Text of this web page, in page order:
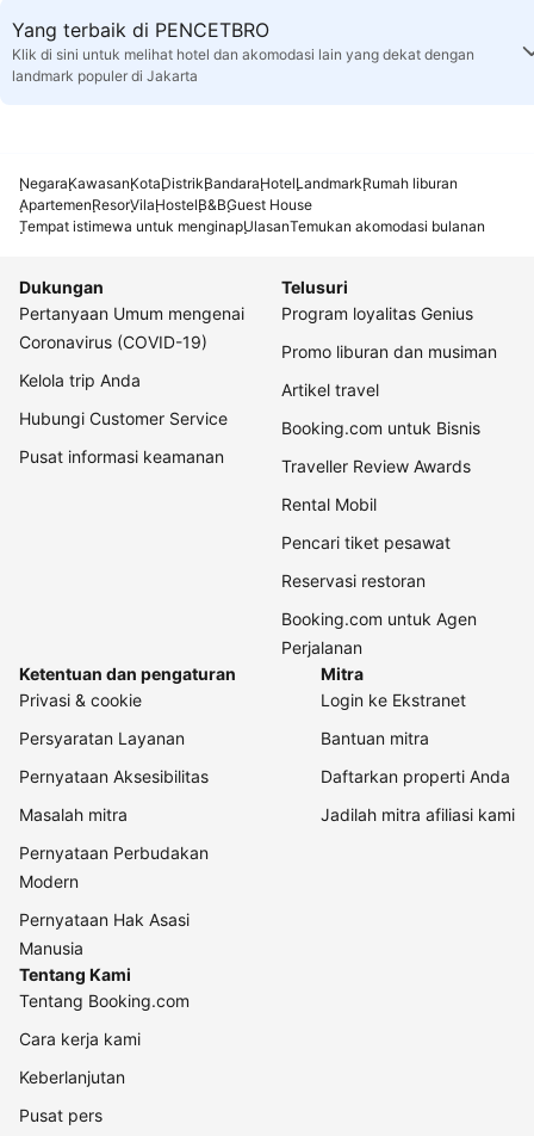
Yang terbaik di PENCETBRO
Klik di sini untuk melihat hotel dan akomodasi lain yang dekat dengan
landmark populer di Jakarta
NegaraKawasanKotaDistrikBandaraHotelLandmarkRumah liburan
ApartemenResorVilaHostelB&BGuest House
Tempat istimewa untuk menginapUlasanTemukan akomodasi bulanan
Dukungan
Pertanyaan Umum mengenai
Coronavirus (COVID-19)
Kelola trip Anda
Hubungi Customer Service
Pusat informasi keamanan
Telusuri
Program loyalitas Genius
Promo liburan dan musiman
Artikel travel
Booking.com untuk Bisnis
Traveller Review Awards
Rental Mobil
Pencari tiket pesawat
Reservasi restoran
Booking.com untuk Agen
Perjalanan
Ketentuan dan pengaturan
Privasi & cookie
Persyaratan Layanan
Pernyataan Aksesibilitas
Masalah mitra
Pernyataan Perbudakan
Modern
Pernyataan Hak Asasi
Manusia
Mitra
Login ke Ekstranet
Bantuan mitra
Daftarkan properti Anda
Jadilah mitra afiliasi kami
Tentang Kami
Tentang Booking.com
Cara kerja kami
Keberlanjutan
Pusat pers